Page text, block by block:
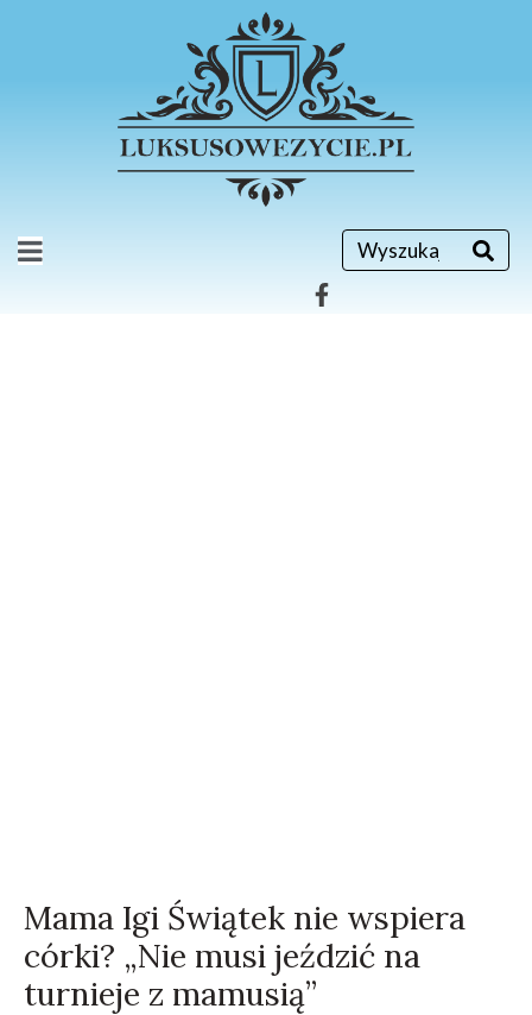
Mama Igi Świątek nie wspiera
córki? „Nie musi jeździć na
turnieje z mamusią”